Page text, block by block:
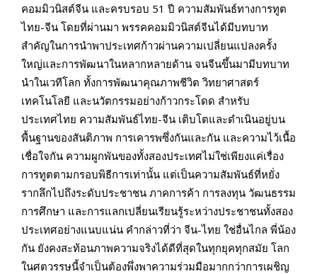
คอมมิวนิสต์จีน และครบรอบ 51 ปี ความสัมพันธ์ทางการทูต
ไทย-จีน โดยที่ผ่านมา พรรคคอมมิวนิสต์จีนได้มีบทบาท
สำคัญในการนำพาประเทศก้าวผ่านความเปลี่ยนแปลงครั้ง
ใหญ่และการพัฒนาในหลากหลายด้าน จนจีนขึ้นมามีบทบาท
นำในเวทีโลก ทั้งการพัฒนาคุณภาพชีวิต วิทยาศาสตร์
เทคโนโลยี และนวัตกรรมอย่างก้าวกระโดด สำหรับ
ประเทศไทย ความสัมพันธ์ไทย-จีน เติบโตและดำเนินอยู่บน
พื้นฐานของสันติภาพ การเคารพซึ่งกันและกัน และความไว้เนื้อ
เชื่อใจกัน ความผูกพันของทั้งสองประเทศไม่ใช่เพียงแค่เรื่อง
การทูตตามกรอบพิธีการเท่านั้น แต่เป็นความสัมพันธ์ที่หยั่ง
รากลึกไปถึงระดับประชาชน ภาคการค้า การลงทุน วัฒนธรรม
การศึกษา และการแลกเปลี่ยนเรียนรู้ระหว่างประชาชนทั้งสอง
ประเทศอย่างแนบแน่น คำกล่าวที่ว่า จีน-ไทย ใช่อื่นไกล พี่น้อง
กัน ยังคงสะท้อนภาพความจริงได้ดีที่สุดในทุกยุคทุกสมัย โลก
ในศตวรรษนี้จำเป็นต้องพึ่งพาความร่วมมือมากกว่าการเผชิญ